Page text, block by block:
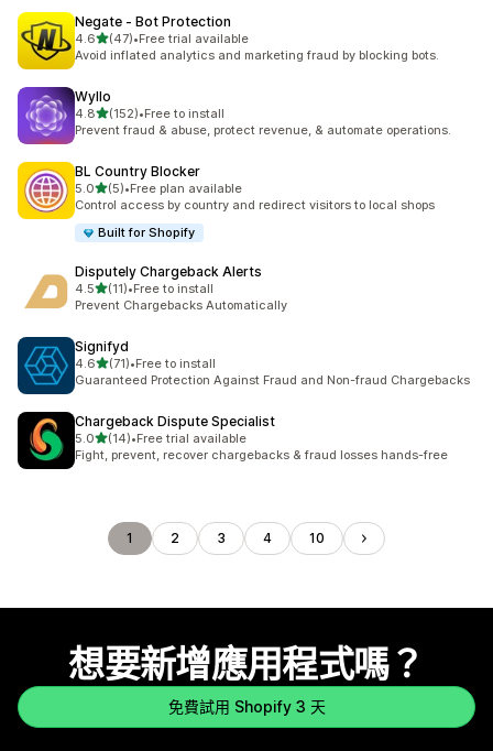
Negate ‑ Bot Protection
4.6滿分 5 顆星
(47)
共有 47 則評價
•Free trial available
Avoid inflated analytics and marketing fraud by blocking bots.
Wyllo
4.8滿分 5 顆星
(152)
共有 152 則評價
•Free to install
Prevent fraud & abuse, protect revenue, & automate operations.
BL Country Blocker
5.0滿分 5 顆星
(5)
共有 5 則評價
•Free plan available
Control access by country and redirect visitors to local shops
Built for Shopify
Disputely Chargeback Alerts
4.5滿分 5 顆星
(11)
共有 11 則評價
•Free to install
Prevent Chargebacks Automatically
Signifyd
4.6滿分 5 顆星
(71)
共有 71 則評價
•Free to install
Guaranteed Protection Against Fraud and Non-fraud Chargebacks
Chargeback Dispute Specialist
5.0滿分 5 顆星
(14)
共有 14 則評價
•Free trial available
Fight, prevent, recover chargebacks & fraud losses hands-free
1 2 3 4 10
想要新增應用程式嗎？
免費試用 Shopify 3 天